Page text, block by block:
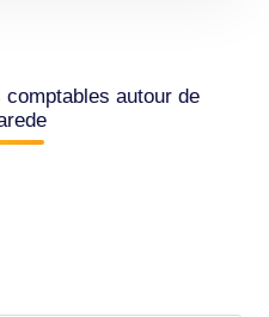
autour de